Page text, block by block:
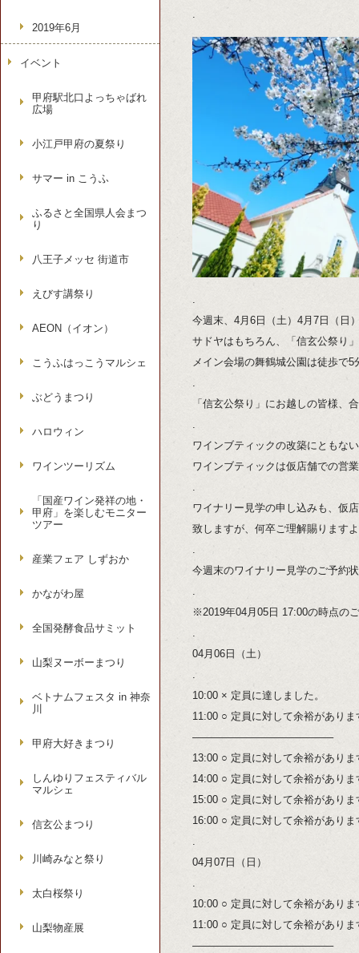
.
.
今週末、4月6日（土）4月7日（日
サドヤはもちろん、「信玄公祭り
メイン会場の舞鶴城公園は徒歩で
.
「信玄公祭り」にお越しの皆様
.
ワインブティックの改築にともな
ワインブティックは仮店舗での営
.
ワイナリー見学の申し込みも、仮
致しますが、何卒ご理解賜ります
.
今週末のワイナリー見学のご予約
.
※2019年04月05日 17:00の時点の
.
04月06日（土）
.
10:00 × 定員に達しました。
11:00 ○ 定員に対して余裕がありま
—————————————–
13:00 ○ 定員に対して余裕がありま
14:00 ○ 定員に対して余裕がありま
15:00 ○ 定員に対して余裕がありま
16:00 ○ 定員に対して余裕がありま
.
04月07日（日）
.
10:00 ○ 定員に対して余裕がありま
11:00 ○ 定員に対して余裕がありま
—————————————–
2019年6月
イベント
甲府駅北口よっちゃばれ
広場
小江戸甲府の夏祭り
サマー in こうふ
ふるさと全国県人会まつ
り
八王子メッセ 街道市
えびす講祭り
AEON（イオン）
こうふはっこうマルシェ
ぶどうまつり
ハロウィン
ワインツーリズム
「国産ワイン発祥の地・
甲府」を楽しむモニター
ツアー
産業フェア しずおか
かながわ屋
全国発酵食品サミット
山梨ヌーボーまつり
ベトナムフェスタ in 神奈
川
甲府大好きまつり
しんゆりフェスティバル
マルシェ
信玄公まつり
川崎みなと祭り
太白桜祭り
山梨物産展